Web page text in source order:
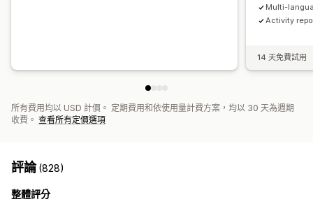
Multi-
Activity
14 天免費試用
所有費用均以 USD 計價。 定期費用和依使用量計費方案，均以 30 天為週期
收費。 查看所有定價選項
評論(828)
整體評分